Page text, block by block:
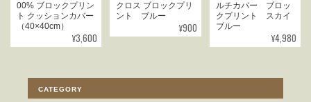
00% ブロックプリン
ト クッションカバー
（40×40cm）
¥3,600
クロス ブロックプリ
ント ブルー
¥900
ルチカバー ブロッ
クプリント スカイ
ブルー
¥4,980
CATEGORY